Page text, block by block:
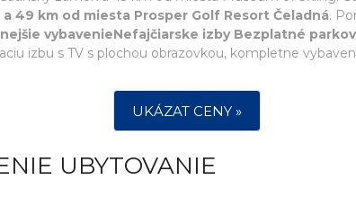
49 km od miesta Prosper Golf Resort Čeladná.
vybavenieNefajčiarske izby Bezplatné
izbu s TV s plochou obrazovkou, kompletne
UKÁZAT CENY »
UBYTOVANIE